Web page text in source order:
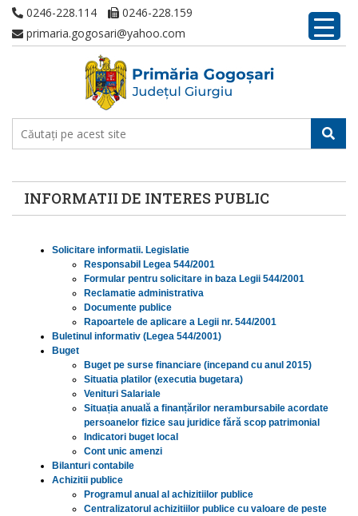
0246-228.114
0246-228.159
primaria.gogosari@yahoo.com
INFORMATII DE INTERES PUBLIC
Solicitare informatii. Legislatie
Responsabil Legea 544/2001
Formular pentru solicitare in baza Legii 544/2001
Reclamatie administrativa
Documente publice
Rapoartele de aplicare a Legii nr. 544/2001
Buletinul informativ (Legea 544/2001)
Buget
Buget pe surse financiare (incepand cu anul 2015)
Situatia platilor (executia bugetara)
Venituri Salariale
Situația anuală a finanțărilor nerambursabile acordate
persoanelor fizice sau juridice fără scop patrimonial
Indicatori buget local
Cont unic amenzi
Bilanturi contabile
Achizitii publice
Programul anual al achizitiilor publice
Centralizatorul achizitiilor publice cu valoare de peste